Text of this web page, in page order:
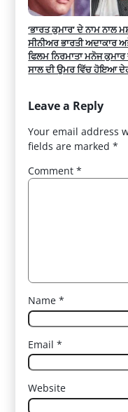
‘ਭਾਰਤ ਕੁਮਾਰ’ ਦੇ ਨਾਮ ਨਾਲ
ਸੀਨੀਅਰ ਭਾਰਤੀ ਅਦਾਕਾਰ
ਫਿਲਮ ਨਿਰਮਾਤਾ ਮਨੋਜ ਕੁਮਾਰ
ਸਾਲ ਦੀ ਉਮਰ ਵਿੱਚ ਹੋਇਆ
Leave a Reply
Your email address
fields are marked*
Comment*
Name*
Email*
Website